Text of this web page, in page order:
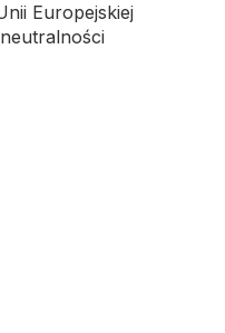
Europejskiej